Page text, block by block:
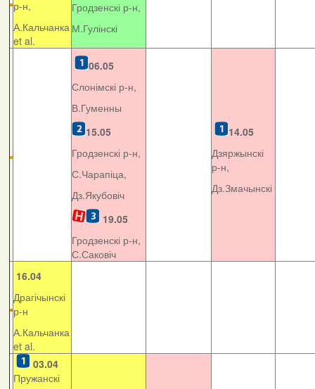
р-н,
А.Кальчанка
et al.
Гродзенскі р-н,
М.Гулінскі
06.05
Слонімскі р-н,
В.Гуменны
15.05
Гродзенскі р-н,
С.Чарапіца,
Дз.Якубовіч
19.05
Гродзенскі р-н,
С.Саковіч
14.05
Дзяржынскі
р-н,
Дз.Змачынскі
16.04
Драгічынскі
р-н
А.Кальчанка
et al.
03.04
Пружанскі